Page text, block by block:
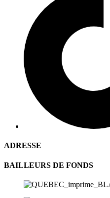
ADRESSE
BAILLEURS DE FONDS